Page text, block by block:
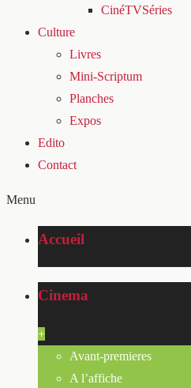
CinéTVSéries
Culture
Livres
Mini-Scriptum
Planches
Expos
Edito
Contact
Menu
Accueil
Cinema
+
Avant-premieres
A l’affiche